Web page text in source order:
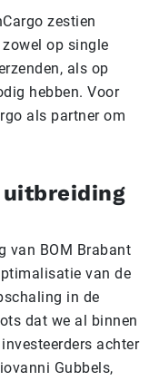
zestien
op single
als op
hebben. Voor
als partner om
van BOM Brabant
van de
in de
dat we al binnen
achter
Gubbels,